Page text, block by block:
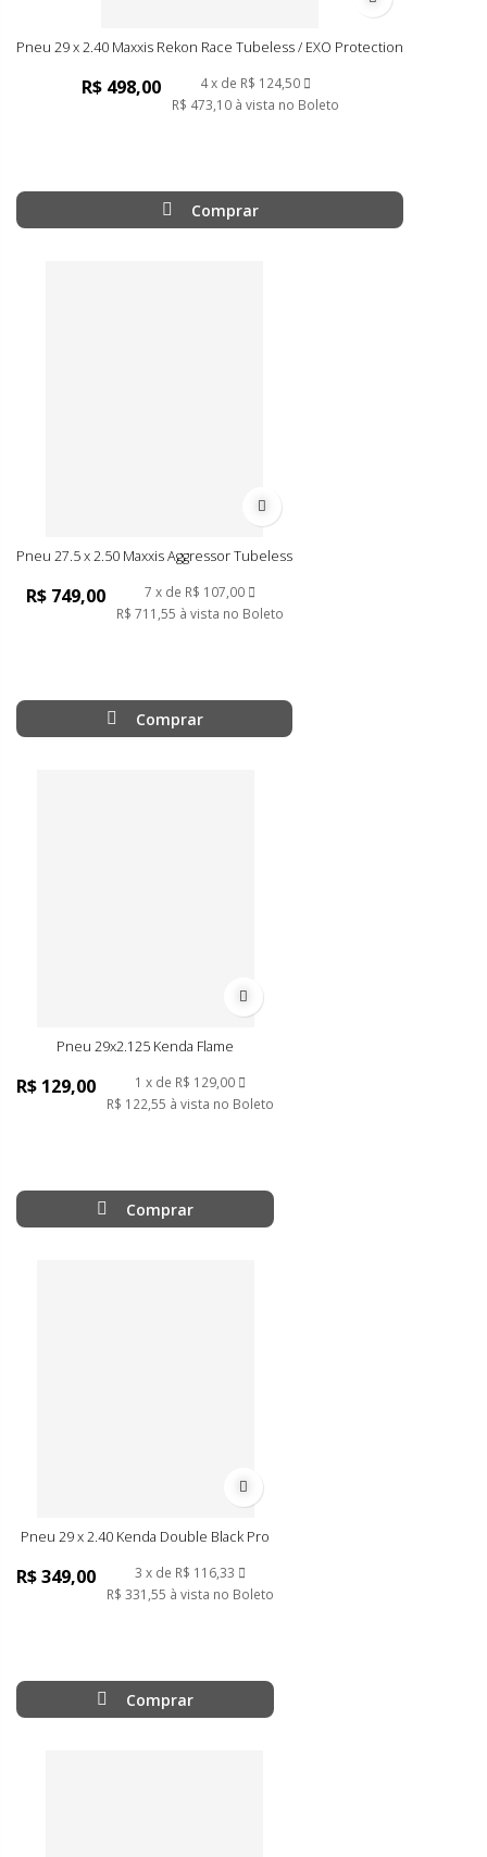
Adicionar à
Pneu 29 x 2.40 Maxxis Rekon Race Tubeless / EXO Protection
R$ 498,00 4 de R$ 124,50
R$ 473,10à vista no Boleto
Comprar
Adicionar à lista de desejos
Pneu 27.5 x 2.50 Maxxis Aggressor Tubeless
R$ 749,00 7 de R$ 107,00
R$ 711,55 à vista no Boleto
Comprar
Adicionar à lista de desejos
Pneu 29x2.125 Kenda Flame
R$ 129,00 1 de R$ 129,00
R$ 122,55 à vista no Boleto
Comprar
Adicionar à lista de desejos
Pneu 29 x 2.40 Kenda Double Black Pro
R$ 349,00 3 de R$ 116,33
R$ 331,55 à vista no Boleto
Comprar